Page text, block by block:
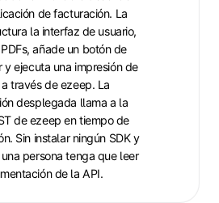
de facturación. La
la interfaz de usuario,
añade un botón de
y ejecuta una impresión de
través de ezeep. La
desplegada llama a la
de ezeep en tiempo de
Sin instalar ningún SDK y
persona tenga que leer
de la API.